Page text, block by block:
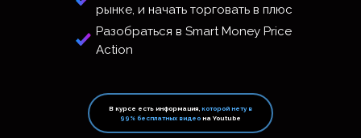
рынке, и начать торговать в плюс
Разобраться в Smart Money Price
Action
В курсе есть информация, которой нету в
99% бесплатных видео на Youtube
послекурса?